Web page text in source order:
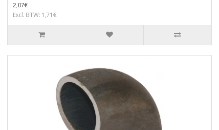
2,07€
Excl. BTW: 1,71€